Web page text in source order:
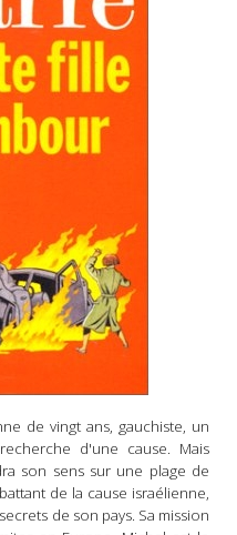
de vingt ans, gauchiste, un
d'une cause. Mais
son sens sur une plage de
de la cause israélienne,
de son pays. Sa mission